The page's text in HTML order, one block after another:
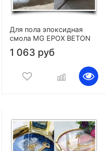
Для пола эпоксидная
смола MG EPOX BETON
1 063 руб